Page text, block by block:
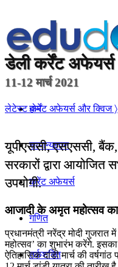
होम
सामान्यज्ञान
करेंट अफेयर्स
गणित
तर्कशक्ति
डेली कर्रेंट अफेयर्स
11-12 मार्च 2021
लेटेस्ट कर्रेंट अफेयर्स और क्विज 〉
यूपीएससी, एसएससी,
सरकारों द्वारा आयोजित
उपयोगी.
आजादी के अमृत महोत्सव
प्रधानमंत्री नरेंद्र मोदी
महोत्सव’ का शुभारंभ करेंगे. इसका
ऐतिहासिक दांडी मार्च की